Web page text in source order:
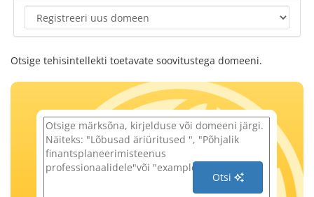
Otsige tehisintellekti toetavate soovitustega domeeni.
Otsi